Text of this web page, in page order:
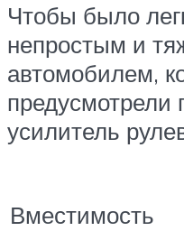
Чтобы было
непростым и
автомобилем,
предусмотрели
усилитель
Вместимость